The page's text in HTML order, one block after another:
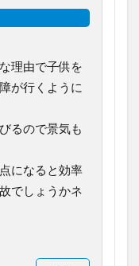
理由で子供を
が行くように
るので景気も
になると効率
でしょうかネ